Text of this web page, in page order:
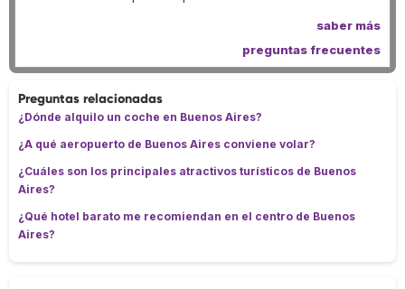
saber más
preguntas frecuentes
Preguntas relacionadas
¿Dónde alquilo un coche en Buenos Aires?
¿A qué aeropuerto de Buenos Aires conviene volar?
¿Cuáles son los principales atractivos turísticos de Buenos
Aires?
¿Qué hotel barato me recomiendan en el centro de Buenos
Aires?